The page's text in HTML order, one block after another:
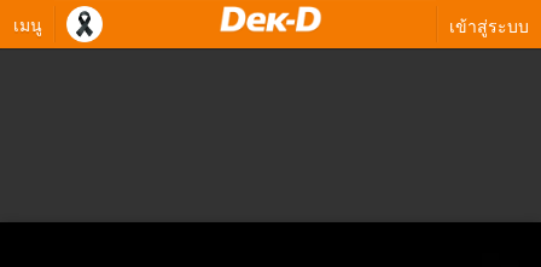
เมนู เข้าสู่ระบบ